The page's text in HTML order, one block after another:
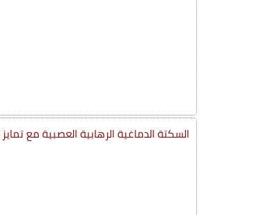
السكتة الدماغية الرهابية العصبية مع